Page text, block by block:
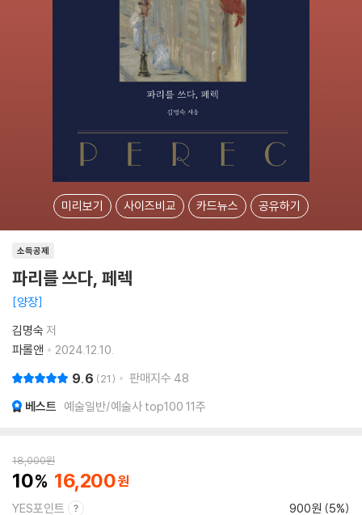
미리보기 사이즈비교 카드뉴스 공유하기
소득공제
파리를 쓰다, 페렉
양장
김명숙 저
파롤앤
2024.12.10.
9.6 21 판매지수 48
베스트 예술일반/예술사 top100 11주
18,000원
10 16,200
YES포인트 900원 (5%)